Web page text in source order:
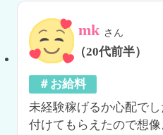
mk さん
（20代前半）
＃お給料
未経験稼げるか心配で
付けてもらえたので想